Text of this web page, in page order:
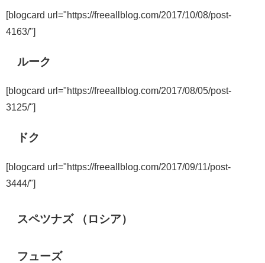
[blogcard url="https://freeallblog.com/2017/10/08/post-
4163/"]
ルーク
[blogcard url="https://freeallblog.com/2017/08/05/post-
3125/"]
ドク
[blogcard url="https://freeallblog.com/2017/09/11/post-
3444/"]
スペツナズ （ロシア）
フューズ